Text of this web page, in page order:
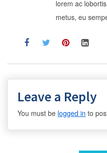
lorem ac
metus, eu
Leave a Reply
You must be logged in to